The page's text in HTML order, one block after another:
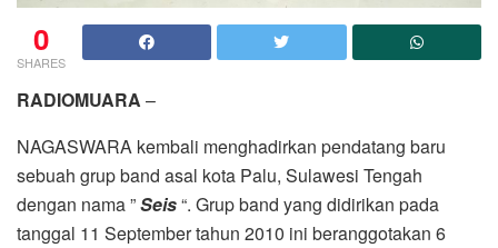
0
SHARES
RADIOMUARA –
NAGASWARA kembali menghadirkan pendatang baru
sebuah grup band asal kota Palu, Sulawesi Tengah
dengan nama ”Seis“. Grup band yang didirikan pada
tanggal 11 September tahun 2010 ini beranggotakan 6